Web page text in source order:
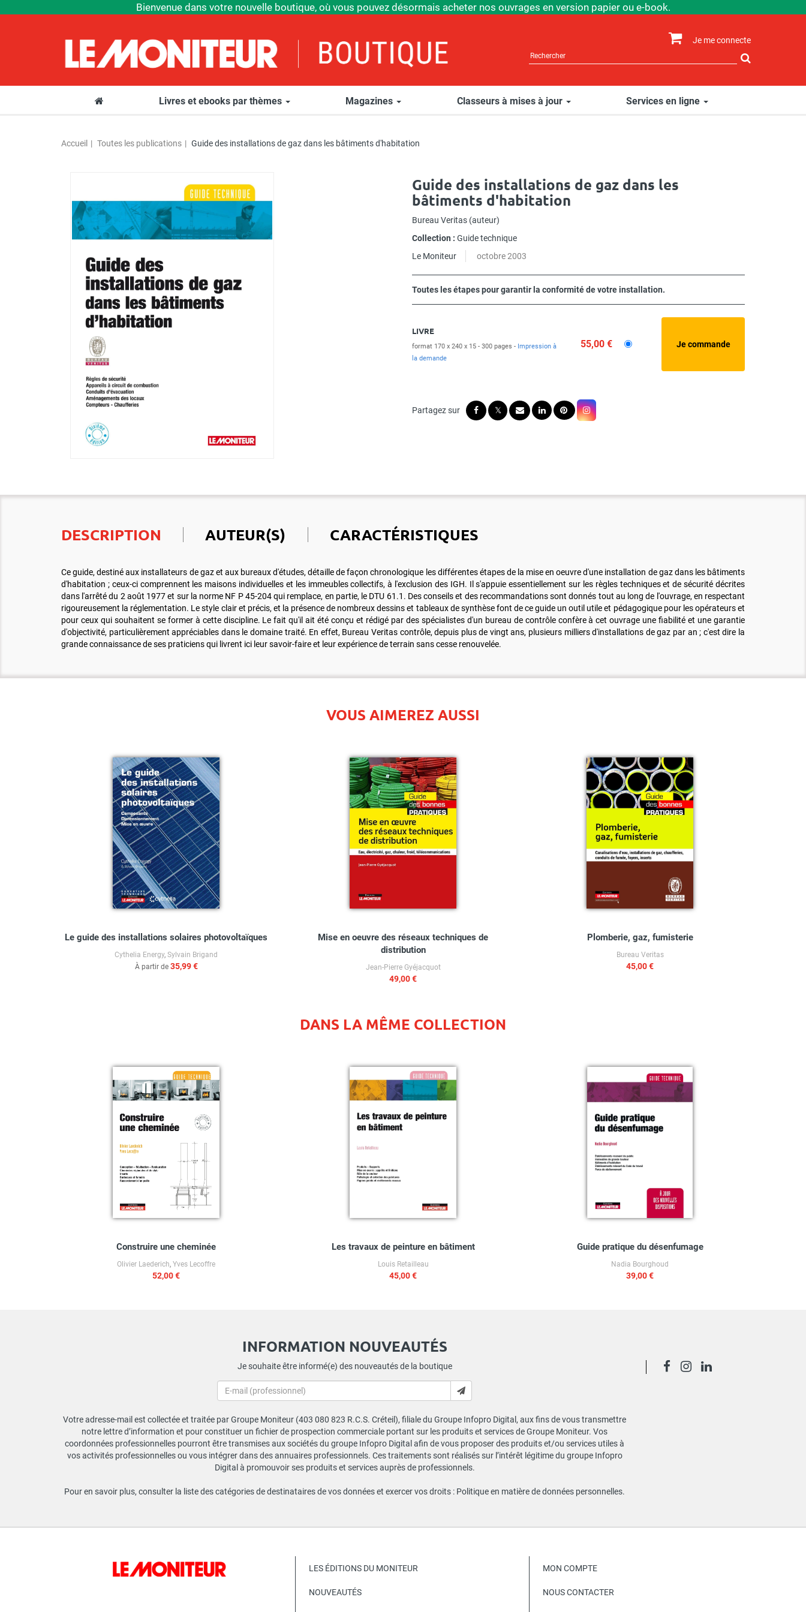
Bienvenue dans votre nouvelle boutique, où vous pouvez désormais acheter nos ouvrages en version papier ou e-book.
Je me connecte
sur
site
Livres et ebooks par thèmes Magazines Classeurs à mises à jour Services en ligne
Accueil Toutes les publications Guide des installations de gaz dans les bâtiments d'habitation
Guide des installations de gaz dans les
bâtiments d'habitation
Bureau Veritas (auteur)
Collection : Guide technique
Le Moniteur
octobre 2003
Toutes les étapes pour garantir la conformité de votre installation.
LIVRE
format 170 x 240 x 15 300 pages
Impression à
la demande
55,00 €
DESCRIPTION AUTEUR(S) CARACTÉRISTIQUES
Ce guide, destiné aux installateurs de gaz et aux bureaux d'études, détaille de façon chronologique les différentes étapes de la mise en oeuvre d'une installation de gaz dans les bâtiments
d'habitation ; ceux-ci comprennent les maisons individuelles et les immeubles collectifs, à l'exclusion des IGH. Il s'appuie essentiellement sur les règles techniques et de sécurité décrites
dans l'arrêté du 2 août 1977 et sur la norme NF P 45-204 qui remplace, en partie, le DTU 61.1. Des conseils et des recommandations sont donnés tout au long de l'ouvrage, en respectant
rigoureusement la réglementation. Le style clair et précis, et la présence de nombreux dessins et tableaux de synthèse font de ce guide un outil utile et pédagogique pour les opérateurs et
pour ceux qui souhaitent se former à cette discipline. Le fait qu'il ait été conçu et rédigé par des spécialistes d'un bureau de contrôle confère à cet ouvrage une fiabilité et une garantie
d'objectivité, particulièrement appréciables dans le domaine traité. En effet, Bureau Veritas contrôle, depuis plus de vingt ans, plusieurs milliers d'installations de gaz par an ; c'est dire la
grande connaissance de ses praticiens qui livrent ici leur savoir-faire et leur expérience de terrain sans cesse renouvelée.
VOUS AIMEREZ AUSSI
Le guide des installations solaires photovoltaïques
Cythelia Energy, Sylvain Brigand
À partir de 35,99 €
Mise en oeuvre des réseaux techniques de
distribution
Jean-Pierre Gyéjacquot
49,00 €
Plomberie, gaz, fumisterie
Bureau Veritas
45,00 €
DANS LA MÊME COLLECTION
Construire une cheminée
Olivier Laederich, Yves Lecoffre
52,00 €
Les travaux de peinture en bâtiment
Louis Retailleau
45,00 €
Guide pratique du désenfumage
Nadia Bourghoud
39,00 €
INFORMATION NOUVEAUTÉS
Je souhaite être informé(e) des nouveautés de la boutique
Votre adresse-mail est collectée et traitée par Groupe Moniteur (403 080 823 R.C.S. Créteil), filiale du Groupe Infopro Digital, aux fins de vous transmettre
notre lettre d’information et pour constituer un fichier de prospection commerciale portant sur les produits et services de Groupe Moniteur. Vos
coordonnées professionnelles pourront être transmises aux sociétés du groupe Infopro Digital afin de vous proposer des produits et/ou services utiles à
vos activités professionnelles ou vous intégrer dans des annuaires professionnels. Ces traitements sont réalisés sur l’intérêt légitime du groupe Infopro
Digital à promouvoir ses produits et services auprès de professionnels.
Pour en savoir plus, consulter la liste des catégories de destinataires de vos données et exercer vos droits : Politique en matière de données personnelles.
LES ÉDITIONS DU MONITEUR
NOUVEAUTÉS
MON COMPTE
NOUS CONTACTER